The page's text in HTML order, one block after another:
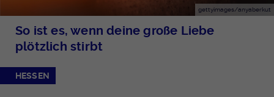
gettyimages/anyaberkut
So ist es, wenn deine große Liebe
plötzlich stirbt
HESSEN